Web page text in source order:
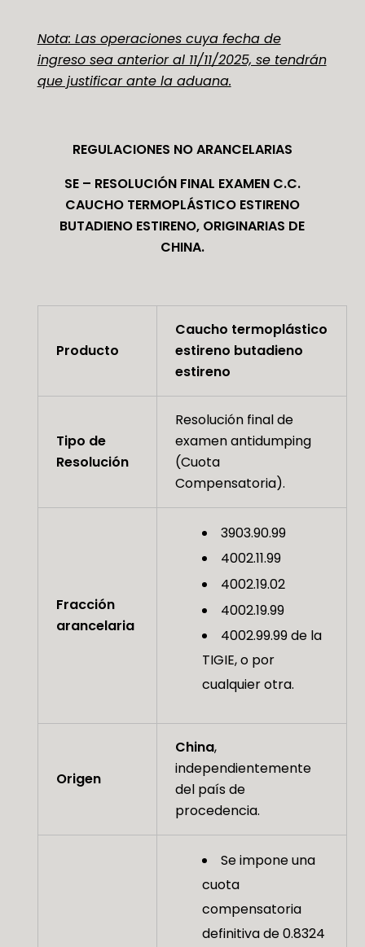
Nota: Las operaciones cuya fecha de
ingreso sea anterior al 11/11/2025, se tendrán
que justificar ante la aduana.
REGULACIONES NO ARANCELARIAS
SE – RESOLUCIÓN FINAL EXAMEN C.C.
CAUCHO TERMOPLÁSTICO ESTIRENO
BUTADIENO ESTIRENO, ORIGINARIAS DE
CHINA.
Producto
Caucho termoplástico
estireno butadieno
estireno
Tipo de
Resolución
Resolución final de
examen antidumping
(Cuota
Compensatoria).
Fracción
arancelaria
3903.90.99
4002.11.99
4002.19.02
4002.19.99
4002.99.99 de la
TIGIE, o por
cualquier otra.
Origen
China,
independientemente
del país de
procedencia.
Se impone una
cuota
compensatoria
definitiva de 0.8324